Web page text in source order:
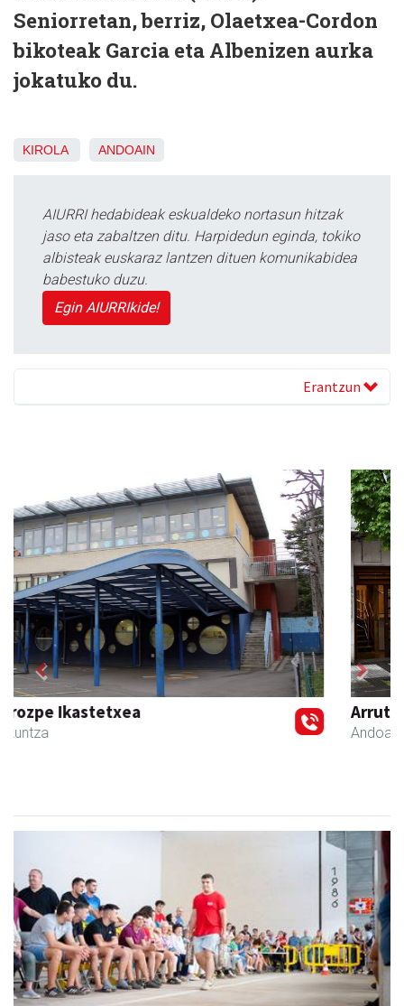
Seniorretan, berriz, Olaetxea-Cordon
bikoteak Garcia eta Albenizen aurka
jokatuko du.
KIROLA ANDOAIN
AIURRI hedabideak eskualdeko nortasun hitzak
jaso eta zabaltzen ditu. Harpidedun eginda, tokiko
albisteak euskaraz lantzen dituen komunikabidea
babestuko duzu.
Egin AIURRIkide!
Erantzun
Arruti gozotegia
Andoain
Previous Next